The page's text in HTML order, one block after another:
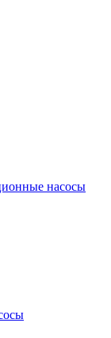
насосы